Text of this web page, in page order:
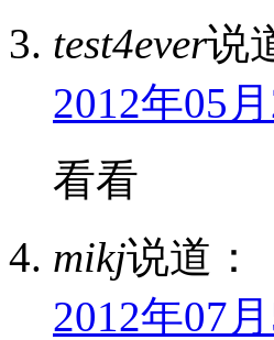
test4ever说
2012年05
看看
mikj说道：
2012年07